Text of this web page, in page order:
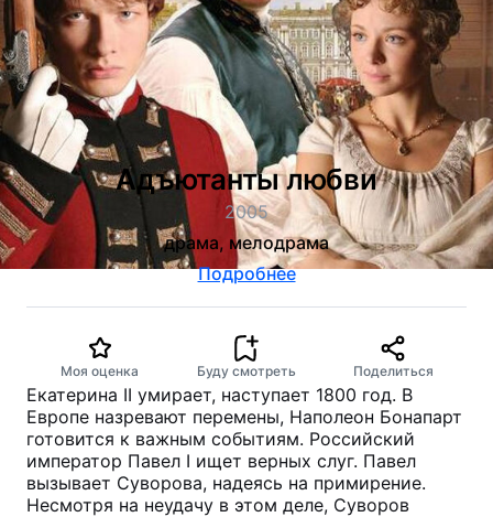
Адъютанты любви
2005
драма, мелодрама
Подробнее
Моя оценка Буду смотреть Поделиться
Екатерина II умирает, наступает 1800 год. В
Европе назревают перемены, Наполеон Бонапарт
готовится к важным событиям. Российский
император Павел I ищет верных слуг. Павел
вызывает Суворова, надеясь на примирение.
Несмотря на неудачу в этом деле, Суворов